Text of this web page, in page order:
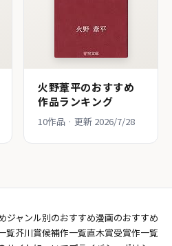
火野葦平のおすすめ
作品ランキング
10作品 · 更新 2026/7/28
ジャンル別のおすすめ漫画のおすすめ
覧芥川賞候補作一覧直木賞受賞作一覧